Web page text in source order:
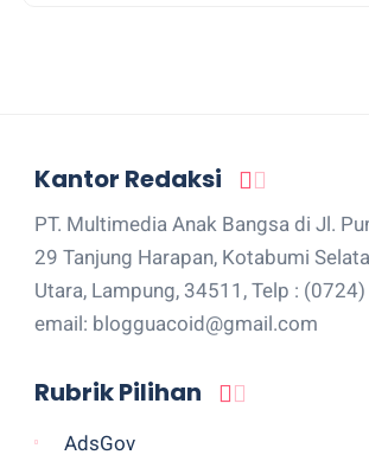
Kantor Redaksi
PT. Multimedia Anak Bangsa di Jl.
29 Tanjung Harapan, Kotabumi
Utara, Lampung, 34511, Telp :
email: blogguacoid@gmail.com
Rubrik Pilihan
AdsGov